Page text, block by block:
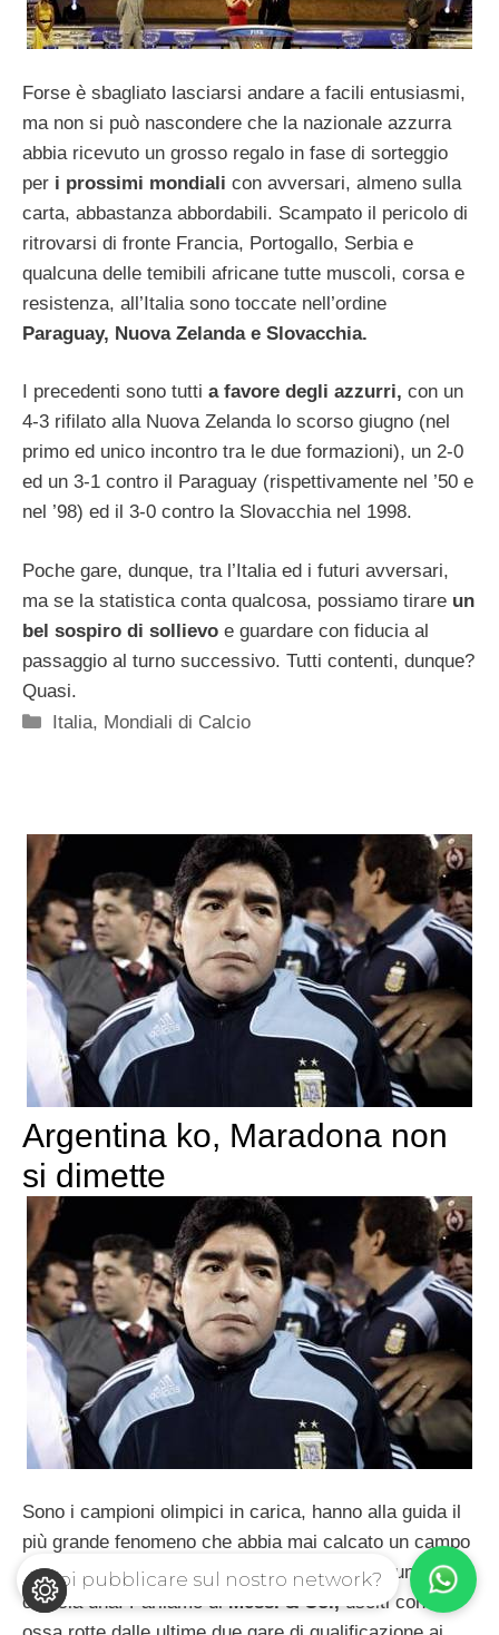
Forse è sbagliato lasciarsi andare a facili entusiasmi,
ma non si può nascondere che la nazionale azzurra
abbia ricevuto un grosso regalo in fase di sorteggio
per i prossimi mondiali con avversari, almeno sulla
carta, abbastanza abbordabili. Scampato il pericolo di
ritrovarsi di fronte Francia, Portogallo, Serbia e
qualcuna delle temibili africane tutte muscoli, corsa e
resistenza, all’Italia sono toccate nell’ordine
Paraguay, Nuova Zelanda e Slovacchia.
I precedenti sono tutti a favore degli azzurri, con un
4-3 rifilato alla Nuova Zelanda lo scorso giugno (nel
primo ed unico incontro tra le due formazioni), un 2-0
ed un 3-1 contro il Paraguay (rispettivamente nel ’50 e
nel ’98) ed il 3-0 contro la Slovacchia nel 1998.
Poche gare, dunque, tra l’Italia ed i futuri avversari,
ma se la statistica conta qualcosa, possiamo tirare un
bel sospiro di sollievo e guardare con fiducia al
passaggio al turno successivo. Tutti contenti, dunque?
Quasi.
Categorie
Italia, Mondiali di Calcio
Argentina ko, Maradona non
si dimette
Sono i campioni olimpici in carica, hanno alla guida il
più grande fenomeno che abbia mai calcato un campo
di calcio, eppure non riescono ad indovinare una gara
che sia una! Parliamo diMessi & Co.,usciti con le
Vuoi pubblicare sul nostro network?